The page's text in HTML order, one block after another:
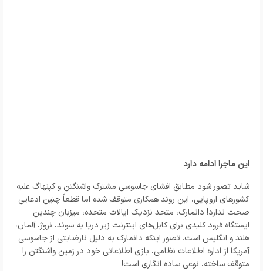
این ماجرا ادامه دارد
شاید تصور شود مطابق افشای جاسوسی مشترک واشنگتن و کپنهاگ علیه
کشورهای اروپایی، این روند همکاری متوقف شده اما قطعاً چنین ادعایی
صحت ندارد! دانمارک، متحد نزدیک ایالات متحده، میزبان چندین
ایستگاه فرود کلیدی برای کابل‌های اینترنت زیر دریا به سوئد، نروژ، آلمان،
هلند و انگلیس است. تصور اینکه دانمارک به دلیل نارضایتی از جاسوسی
آمریکا از اداره اطلاعات نظامی، بازی اطلاعاتی خود در زمین واشنگتن را
متوقف ساخته، نوعی ساده انگاری است!